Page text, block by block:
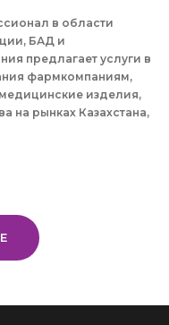
в области
БАД и
предлагает услуги в
фармкомпаниям,
изделия,
рынках Казахстана,